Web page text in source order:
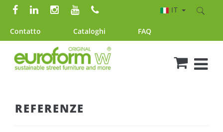
Contatto Cataloghi FAQ
IT
REFERENZE